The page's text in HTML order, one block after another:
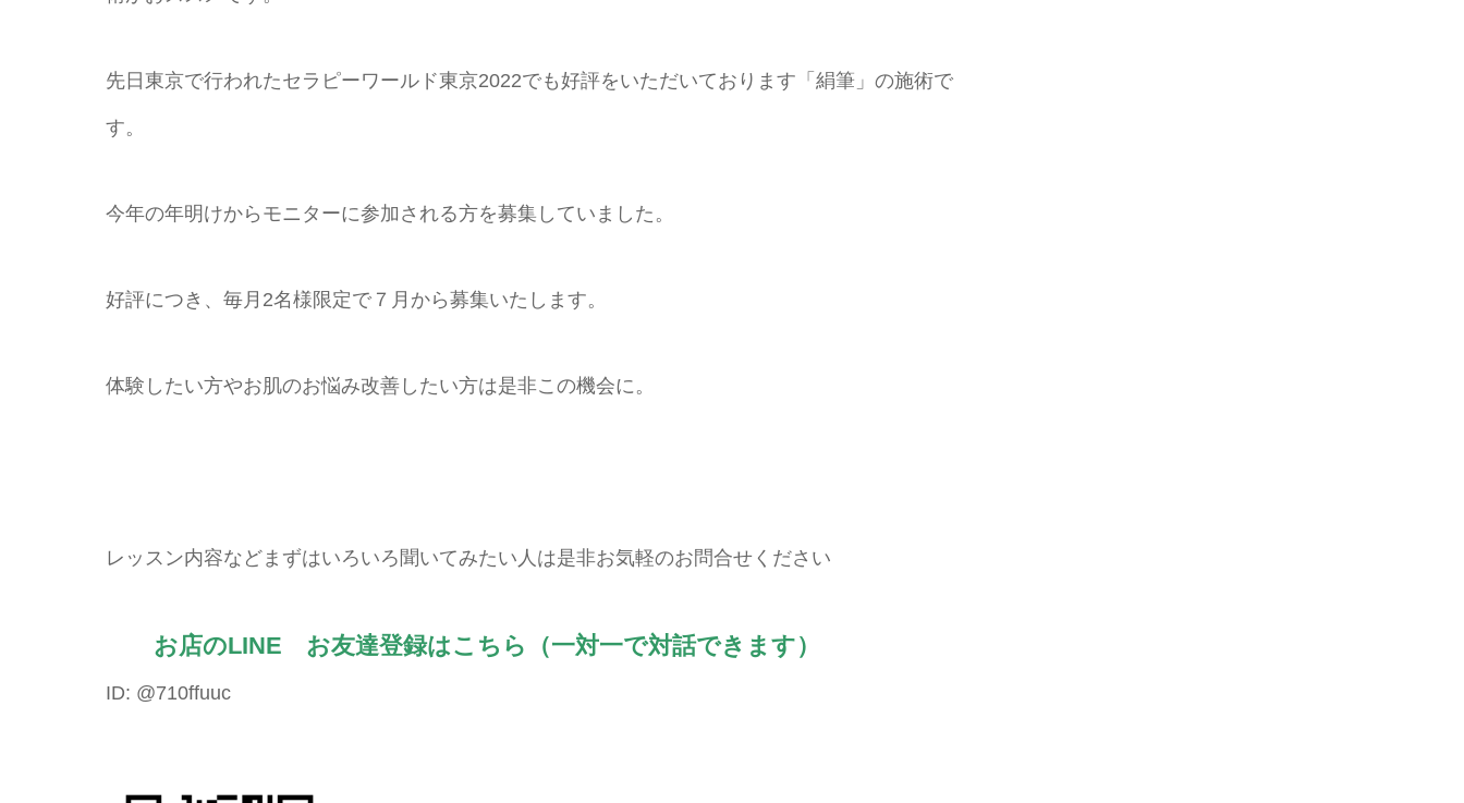
先日東京で行われたセラピーワールド東京2022でも好評をいただいております「絹筆」の施術で
す。
今年の年明けからモニターに参加される方を募集していました。
好評につき、毎月2名様限定で７月から募集いたします。
体験したい方やお肌のお悩み改善したい方は是非この機会に。
レッスン内容などまずはいろいろ聞いてみたい人は是非お気軽のお問合せください
お店のLINE お友達登録はこちら（一対一で対話できます）
ID: @710ffuuc